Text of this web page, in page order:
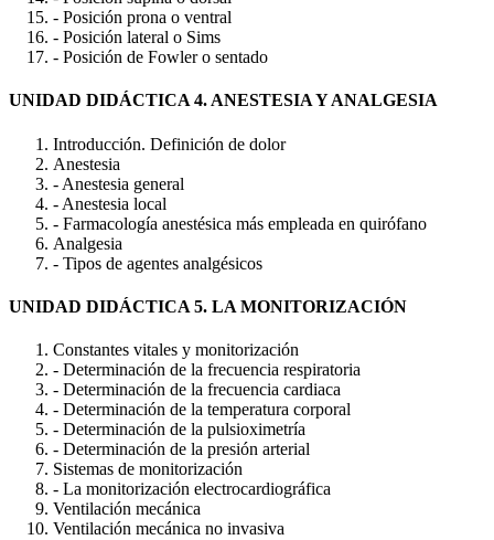
- Posición prona o ventral
- Posición lateral o Sims
- Posición de Fowler o sentado
UNIDAD DIDÁCTICA 4. ANESTESIA Y ANALGESIA
Introducción. Definición de dolor
Anestesia
- Anestesia general
- Anestesia local
- Farmacología anestésica más empleada en quirófano
Analgesia
- Tipos de agentes analgésicos
UNIDAD DIDÁCTICA 5. LA MONITORIZACIÓN
Constantes vitales y monitorización
- Determinación de la frecuencia respiratoria
- Determinación de la frecuencia cardiaca
- Determinación de la temperatura corporal
- Determinación de la pulsioximetría
- Determinación de la presión arterial
Sistemas de monitorización
- La monitorización electrocardiográfica
Ventilación mecánica
Ventilación mecánica no invasiva